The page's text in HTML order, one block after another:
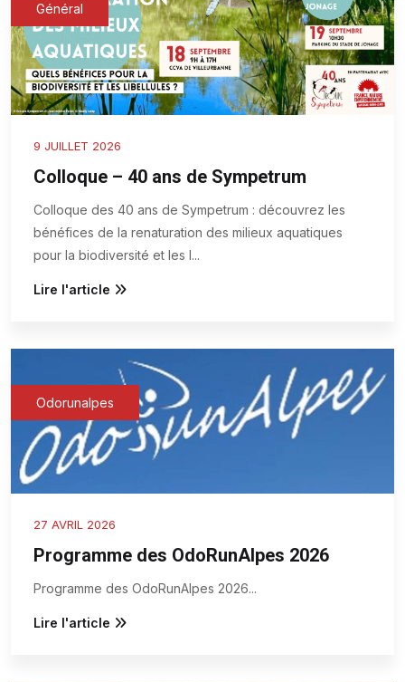
Général
9 JUILLET 2026
Colloque – 40 ans de Sympetrum
Colloque des 40 ans de Sympetrum : découvrez les
bénéfices de la renaturation des milieux aquatiques
pour la biodiversité et les l...
Lire l'article
Odorunalpes
27 AVRIL 2026
Programme des OdoRunAlpes 2026
Programme des OdoRunAlpes 2026...
Lire l'article